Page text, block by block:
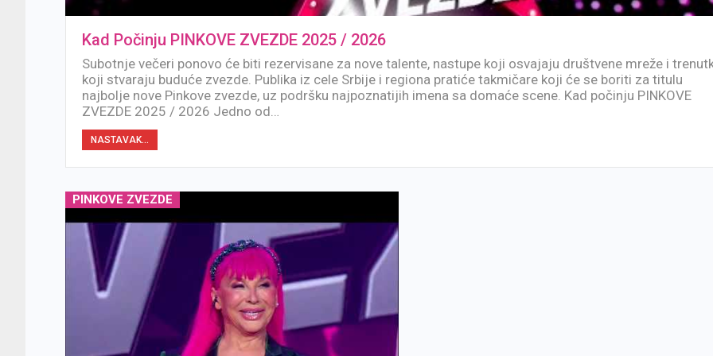
Kad Počinju PINKOVE ZVEZDE 2025 / 2026
Subotnje večeri ponovo će biti rezervisane za nove talente, nastupe koji osvajaju društvene mreže i
koji stvaraju buduće zvezde. Publika iz cele Srbije i regiona pratiće takmičare koji će se boriti za titulu
najbolje nove Pinkove zvezde, uz podršku najpoznatijih imena sa domaće scene. Kad počinju PINKOVE
ZVEZDE 2025 / 2026 Jedno od…
NASTAVAK...
PINKOVE ZVEZDE